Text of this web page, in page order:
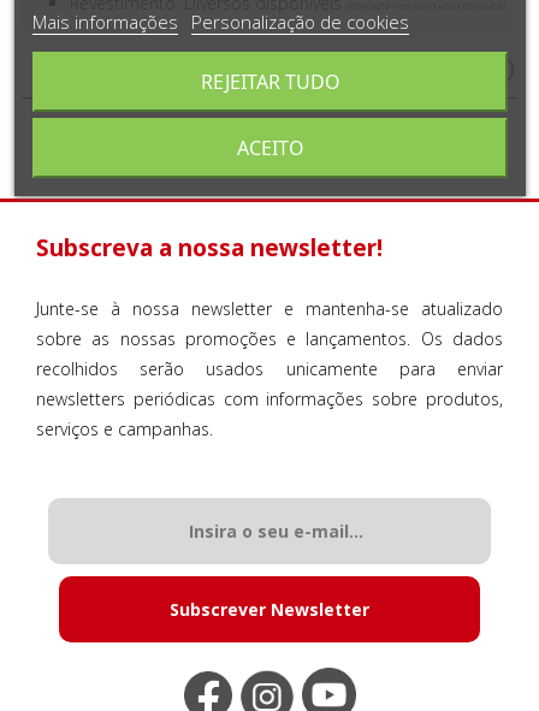
Medidas e Detalhes do Produto
Subscreva a nossa newsletter!
Junte-se à nossa newsletter e mantenha-se atualizado
sobre as nossas promoções e lançamentos. Os dados
recolhidos serão usados unicamente para enviar
newsletters periódicas com informações sobre produtos,
serviços e campanhas.
Subscrever Newsletter
Mais informações Personalização de cookies
REJEITAR TUDO
ACEITO